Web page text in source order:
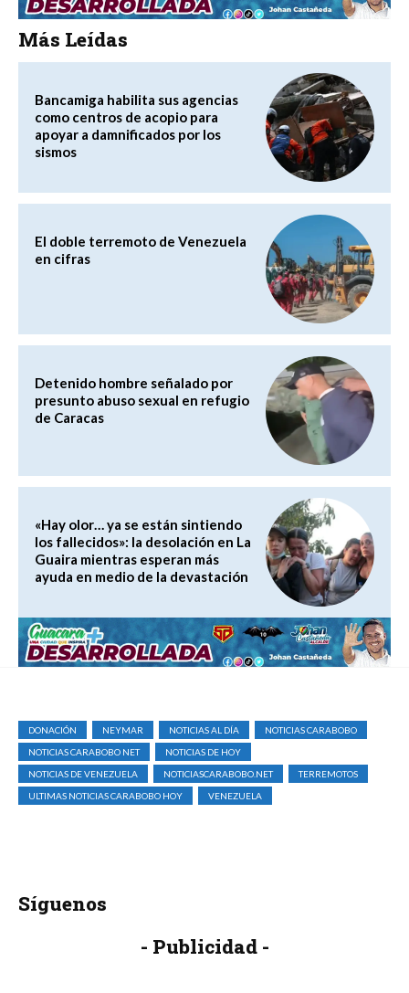
Más Leídas
Bancamiga habilita sus agencias
como centros de acopio para
apoyar a damnificados por los
sismos
El doble terremoto de Venezuela
en cifras
Detenido hombre señalado por
presunto abuso sexual en refugio
de Caracas
«Hay olor… ya se están sintiendo
los fallecidos»: la desolación en La
Guaira mientras esperan más
ayuda en medio de la devastación
DONACIÓN NEYMAR NOTICIAS AL DÍA
NOTICIAS CARABOBO
NOTICIAS CARABOBO NET
NOTICIAS DE HOY
NOTICIAS DE VENEZUELA
NOTICIASCARABOBO.NET
TERREMOTOS
ULTIMAS NOTICIAS CARABOBO HOY
VENEZUELA
Síguenos
- Publicidad -